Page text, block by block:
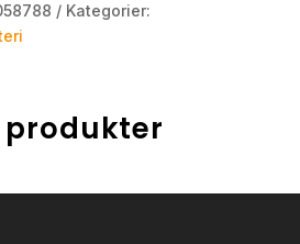
Kategorier:
produkter